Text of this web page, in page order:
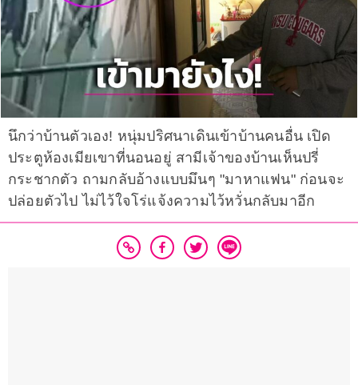
นึกว่าบ้านตัวเอง! หนุ่มปริศนาเดินเข้าบ้านคนอื่น เปิด
ประตูห้องเมียเขาที่นอนอยู่ สามีเจ้าของบ้านเห็นปรี่
กระชากตัว ถามกลับอ้างแบบมึนๆ "มาหาแฟน" ก่อนจะ
ปล่อยตัวไป ไม่ไว้ใจโร่แจ้งความไว้หวั่นกลับมาอีก